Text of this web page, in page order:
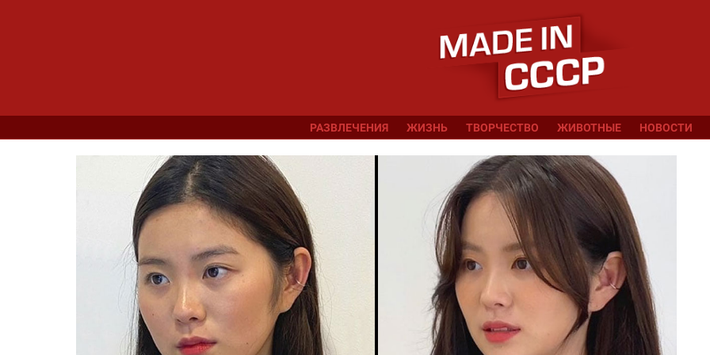
РАЗВЛЕЧЕНИЯ ЖИЗНЬ ТВОРЧЕСТВО ЖИВОТНЫЕ НОВОСТИ